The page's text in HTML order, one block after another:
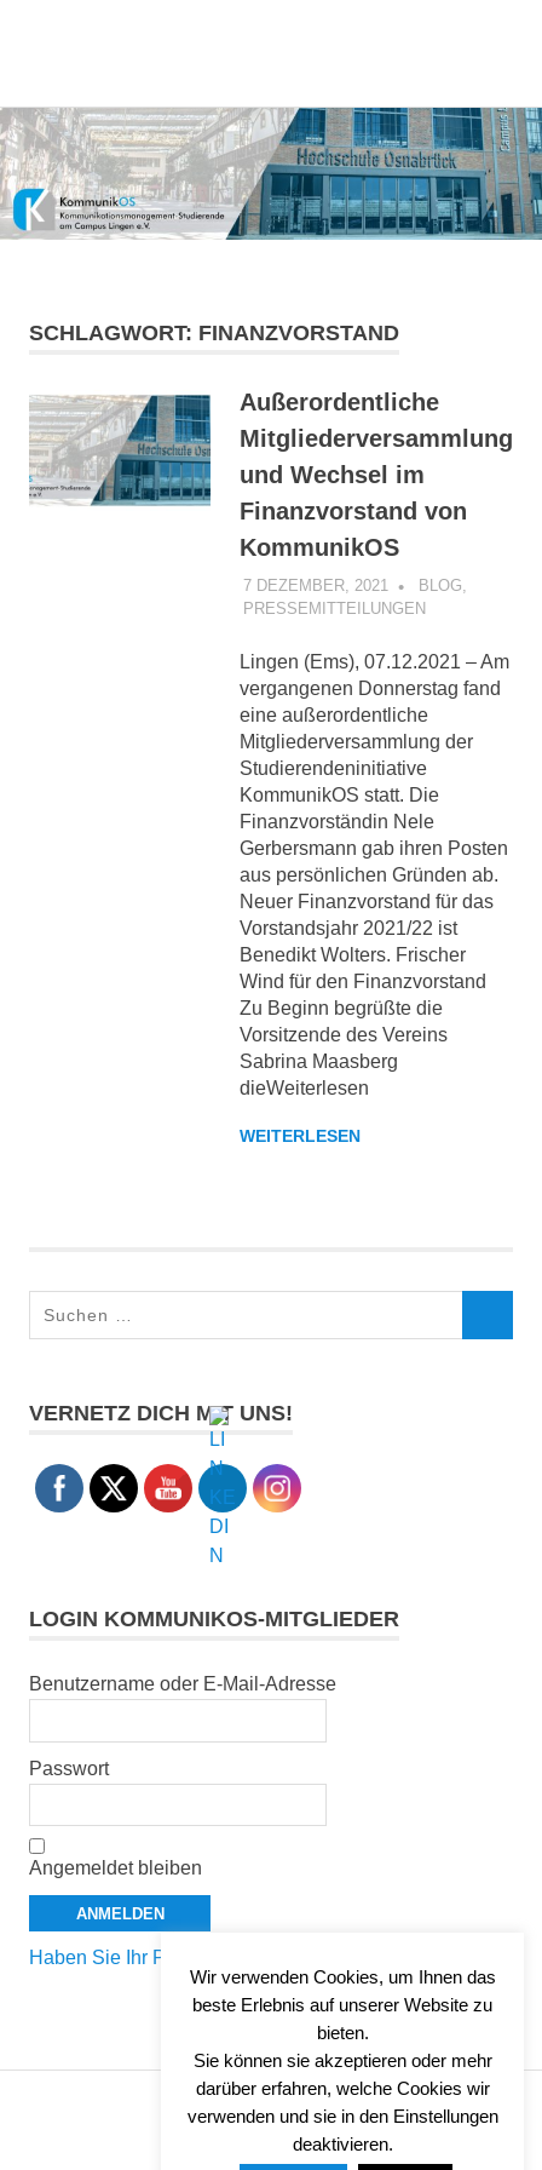
Zum
Inhalt
springen
am
Campus
Lingen
e.V.
SCHLAGWORT: FINANZVORSTAND
Außerordentliche
Mitgliederversammlung
und Wechsel im
Finanzvorstand von
KommunikOS
7 DEZEMBER, 2021 KOMMUNIKOS
BLOG
PRESSEMITTEILUNGEN
Lingen (Ems), 07.12.2021 – Am
vergangenen Donnerstag fand
eine außerordentliche
Mitgliederversammlung der
Studierendeninitiative
KommunikOS statt. Die
Finanzvorständin Nele
Gerbersmann gab ihren Posten
aus persönlichen Gründen ab.
Neuer Finanzvorstand für das
Vorstandsjahr 2021/22 ist
Benedikt Wolters. Frischer
Wind für den Finanzvorstand
Zu Beginn begrüßte die
Vorsitzende des Vereins
Sabrina Maasberg
dieWeiterlesen
WEITERLESEN
VERNETZ DICH MIT UNS!
LOGIN KOMMUNIKOS-MITGLIEDER
Benutzername oder E-Mail-Adresse
Passwort
Angemeldet bleiben
Haben Sie Ihr Passwort vergessen?
Wir verwenden Cookies, um Ihnen das
beste Erlebnis auf unserer Website zu
bieten.
Sie können sie akzeptieren oder mehr
darüber erfahren, welche Cookies wir
verwenden und sie in den Einstellungen
deaktivieren.